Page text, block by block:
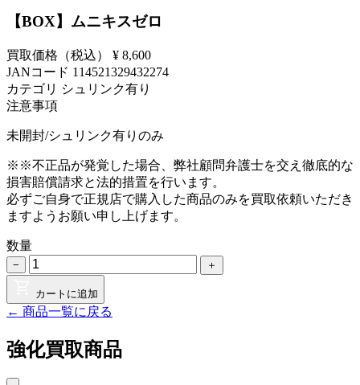
【BOX】ムニキスゼロ
買取価格（税込）
¥ 8,600
JANコード 114521329432274
カテゴリ シュリンク有り
注意事項
未開封/シュリンク有りのみ
※※不正品が発覚した場合、弊社顧問弁護士を交え徹底的な
損害賠償請求と法的措置を行います。
必ずご自身で正規店で購入した商品のみを買取依頼いただき
ますようお願い申し上げます。
数量
− ＋
カートに追加
← 商品一覧に戻る
強化買取商品